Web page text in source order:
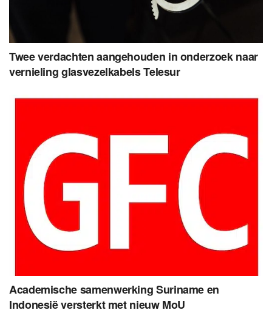
Twee verdachten aangehouden in onderzoek naar
vernieling glasvezelkabels Telesur
Academische samenwerking Suriname en
Indonesië versterkt met nieuw MoU